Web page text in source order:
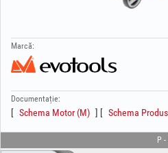
Marcă:
Documentație:
Schema Motor (M) Schema
P